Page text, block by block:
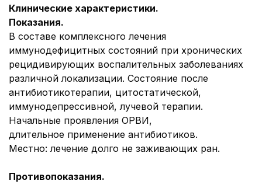
Клинические характеристики.
Показания.
В составе комплексного лечения
иммунодефицитных состояний при хронических
рецидивирующих воспалительных заболеваниях
различной локализации. Состояние после
антибиотикотерапии, цитостатической,
иммунодепрессивной, лучевой терапии.
Начальные проявления ОРВИ,
длительное применение антибиотиков.
Местно: лечение долго не заживающих ран.
Противопоказания.